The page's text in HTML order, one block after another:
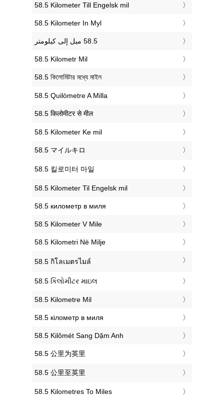
‎58.5 Kilometer Till Engelsk mil
‎58.5 Kilometer In Myl
‎58.5 Kilometr Mil
‎58.5 কিলোমিটার মধ্যে মাইল
‎58.5 Quilòmetre A Milla
‎58.5 किलोमीटर से मील
‎58.5 Kilometer Ke mil
‎58.5 マイルキロ
‎58.5 킬로미터 마일
‎58.5 Kilometer Til Engelsk mil
‎58.5 километр в миля
‎58.5 Kilometer V Mile
‎58.5 Kilometri Në Milje
‎58.5 กิโลเมตรไมล์
‎58.5 કિલોમીટર માઇલ
‎58.5 Kilometre Mil
‎58.5 кілометр в миля
‎58.5 Kilômét Sang Dặm Anh
‎58.5 公里为英里
‎58.5 公里至英里
‎58.5 Kilometres To Miles